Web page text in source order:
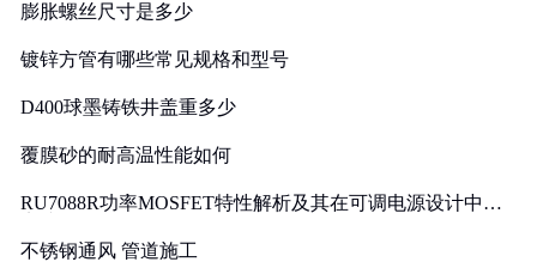
膨胀螺丝尺寸是多少
镀锌方管有哪些常见规格和型号
D400球墨铸铁井盖重多少
覆膜砂的耐高温性能如何
RU7088R功率MOSFET特性解析及其在可调电源设计中的
不锈钢通风 管道施工